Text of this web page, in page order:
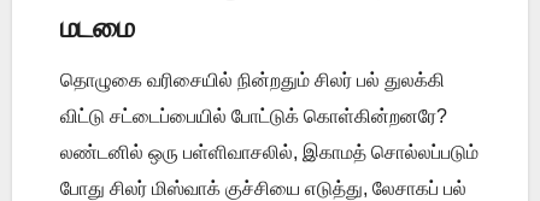
மடமை
தொழுகை வரிசையில் நின்றதும் சிலர் பல் துலக்கி
விட்டு சட்டைப்பையில் போட்டுக் கொள்கின்றனரே?
லண்டனில் ஒரு பள்ளிவாசலில், இகாமத் சொல்லப்படும்
போது சிலர் மிஸ்வாக் குச்சியை எடுத்து, லேசாகப் பல்